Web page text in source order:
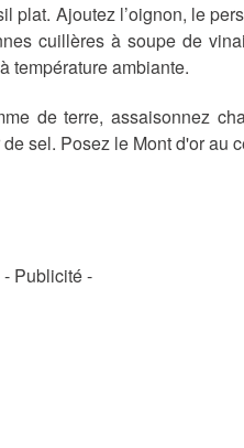
plat. Ajoutez l’oignon, le
cuillères à soupe de
température ambiante.
de terre, assaisonnez
sel. Posez le Mont d'or au
- Publicité -